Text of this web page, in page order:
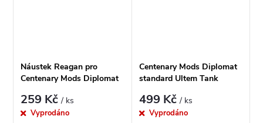
Náustek Reagan pro
Centenary Mods Diplomat
259 Kč/ ks
Vyprodáno
Centenary Mods Diplomat
standard Ultem Tank
499 Kč/ ks
Vyprodáno